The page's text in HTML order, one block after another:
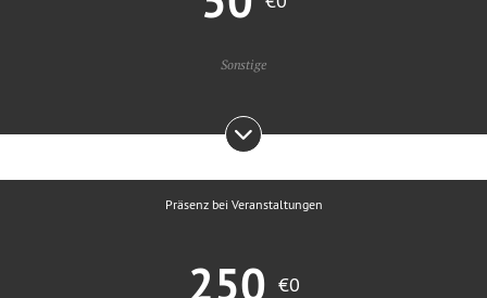
Sonstige
Präsenz bei Veranstaltungen
250 €0